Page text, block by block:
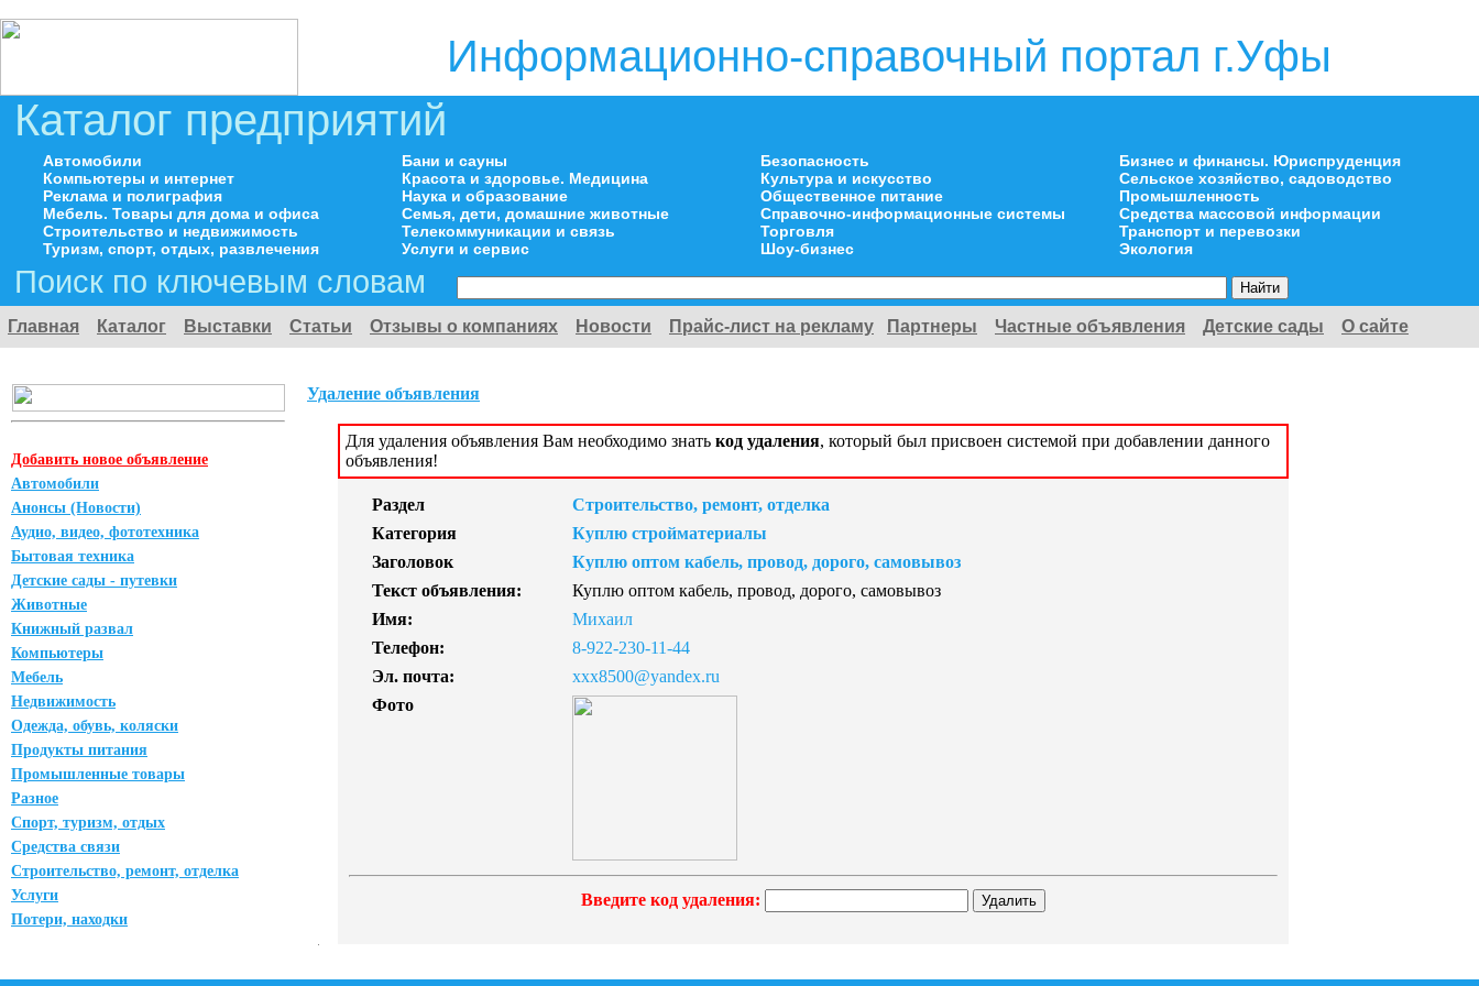
Информационно-справочный портал г.Уфы
Каталог предприятий
Автомобили
Компьютеры и интернет
Реклама и полиграфия
Мебель. Товары для дома и офиса
Строительство и недвижимость
Туризм, спорт, отдых, развлечения
Бани и сауны
Красота и здоровье. Медицина
Наука и образование
Семья, дети, домашние животные
Телекоммуникации и связь
Услуги и сервис
Безопасность
Культура и искусство
Общественное питание
Справочно-информационные системы
Торговля
Шоу-бизнес
Бизнес и финансы. Юриспруденция
Сельское хозяйство, садоводство
Промышленность
Средства массовой информации
Транспорт и перевозки
Экология
Поиск по ключевым словам
Главная Каталог Выставки Статьи Отзывы о компаниях Новости Прайс-лист на рекламу Партнеры Частные объявления Детские сады О сайте
Добавить новое объявление
Автомобили
Анонсы (Новости)
Аудио, видео, фототехника
Бытовая техника
Детские сады - путевки
Животные
Книжный развал
Компьютеры
Мебель
Недвижимость
Одежда, обувь, коляски
Продукты питания
Промышленные товары
Разное
Спорт, туризм, отдых
Средства связи
Строительство, ремонт, отделка
Услуги
Потери, находки
Удаление объявления
Для удаления объявления Вам необходимо знать код удаления, который был присвоен системой при добавлении данного
объявления!
Раздел
Строительство, ремонт, отделка
Категория
Куплю стройматериалы
Заголовок
Куплю оптом кабель, провод, дорого, самовывоз
Текст объявления:
Куплю оптом кабель, провод, дорого, самовывоз
Имя:
Михаил
Телефон:
8-922-230-11-44
Эл. почта:
xxx8500@yandex.ru
Фото
Введите код удаления: